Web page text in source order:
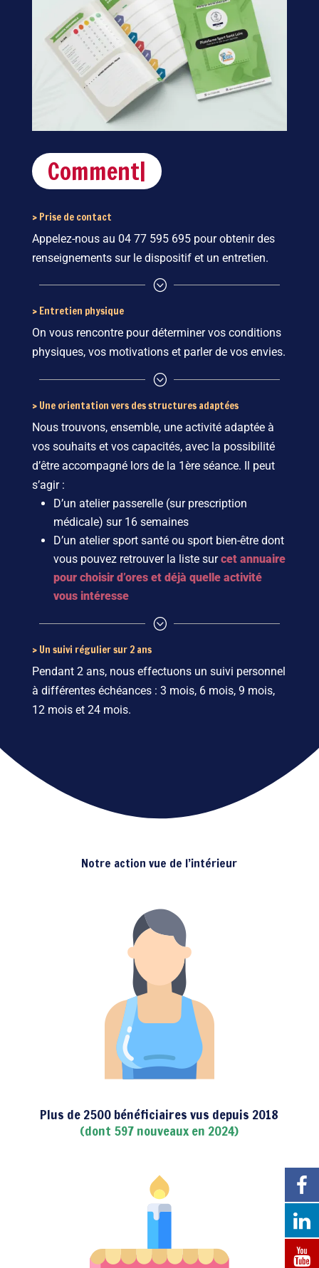
Comment ça mar
> Prise de contact
Appelez-nous au 04 77 595 695 pour obtenir des
renseignements sur le dispositif et un entretien.
;
> Entretien physique
On vous rencontre pour déterminer vos conditions
physiques, vos motivations et parler de vos envies.
;
> Une orientation vers des structures adaptées
Nous trouvons, ensemble, une activité adaptée à
vos souhaits et vos capacités, avec la possibilité
d’être accompagné lors de la 1ère séance. Il peut
s’agir :
D’un atelier passerelle (sur prescription
médicale) sur 16 semaines
D’un atelier sport santé ou sport bien-être dont
vous pouvez retrouver la liste surcet annuaire
pour choisir d’ores et déjà quelle activité
vous intéresse
;
> Un suivi régulier sur 2 ans
Pendant 2 ans, nous effectuons un suivi personnel
à différentes échéances : 3 mois, 6 mois, 9 mois,
12 mois et 24 mois.
Notre action vue de l’intérieur
Plus de 2500 bénéficiaires vus depuis 2018
(dont 597 nouveaux en 2024)